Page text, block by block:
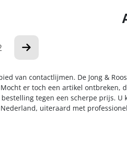
van contactlijmen. De Jong &
er toch een artikel
tegen een scherpe prijs. U
uiteraard met